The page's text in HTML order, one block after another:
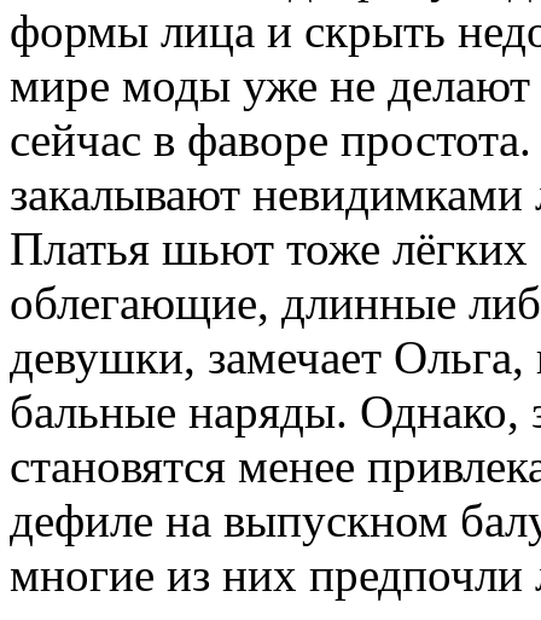
формы лица и скрыть
мире моды уже не
сейчас в фаворе
закалывают
Платья шьют тоже
облегающие, длинные
девушки, замечает
бальные наряды. Однако,
становятся менее
дефиле на выпускном
многие из них